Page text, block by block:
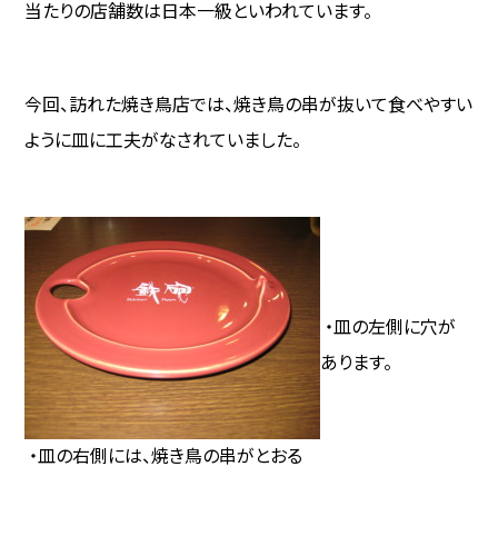
当たりの店舗数は日本一級といわれています。
今回、訪れた焼き鳥店では、焼き鳥の串が抜いて食べやすい
ように皿に工夫がなされていました。
・皿の左側に穴が
あります。
・皿の右側には、焼き鳥の串がとおる